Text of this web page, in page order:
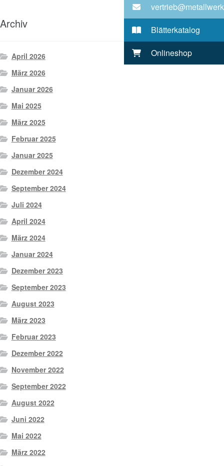
Archiv
April 2026
März 2026
Januar 2026
Mai 2025
März 2025
Februar 2025
Januar 2025
Dezember 2024
September 2024
Juli 2024
April 2024
März 2024
Januar 2024
Dezember 2023
September 2023
August 2023
März 2023
Februar 2023
Dezember 2022
November 2022
September 2022
August 2022
Juni 2022
Mai 2022
März 2022
Blätterkatalog
Onlineshop